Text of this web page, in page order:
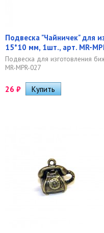
Подвеска "Чайничек" для
15*10 мм, 1шт., арт. MR-
Подвеска для изготовления
MR-MPR-027
26 ₽